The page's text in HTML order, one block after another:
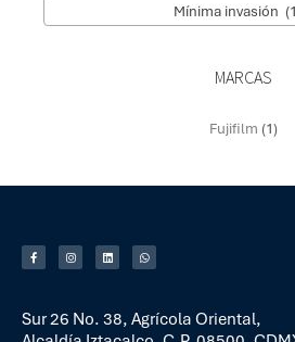
Mínima invasión
MARCAS
Fujifilm (1)
Sur 26 No. 38, Agrícola Oriental,